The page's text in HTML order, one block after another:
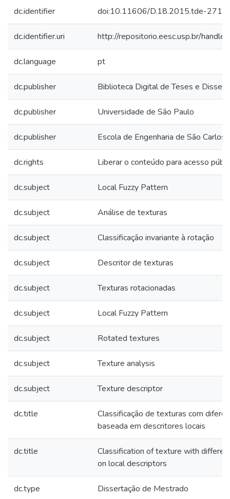
dc.identifier doi:10.11606/D.18.2015.tde-
dc.identifier.uri http://repositorio.eesc.usp.br/
dc.language pt
dc.publisher Biblioteca Digital de Teses e
dc.publisher Universidade de São Paulo
dc.publisher Escola de Engenharia de São Carlos
dc.rights Liberar o conteúdo para acesso
dc.subject Local Fuzzy Pattern
dc.subject Análise de texturas
dc.subject Classificação invariante à rotação
dc.subject Descritor de texturas
dc.subject Texturas rotacionadas
dc.subject Local Fuzzy Pattern
dc.subject Rotated textures
dc.subject Texture analysis
dc.subject Texture descriptor
dc.title
Classificação de texturas com
baseada em descritores locais
dc.title
Classification of texture with
on local descriptors
dc.type Dissertação de Mestrado